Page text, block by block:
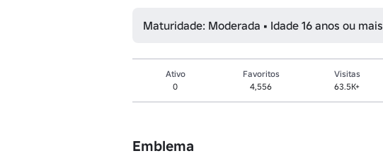
Maturidade: Moderada • Idade 16 anos ou mais
Ativo
0
Favoritos
4,556
Visitas
63.5K+
Emblema